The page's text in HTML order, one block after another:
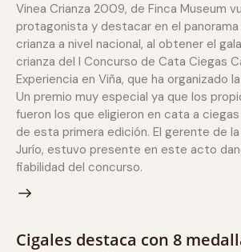
Vinea Crianza 2009, de Finca Museum
protagonista y destacar en el
crianza a nivel nacional, al obtener el
crianza del I Concurso de Cata Ciegas
Experiencia en Viña, que ha organizado
Un premio muy especial ya que los
fueron los que eligieron en cata a
de esta primera edición. El gerente de
Jurío, estuvo presente en este acto
fiabilidad del concurso.
Cigales destaca con 8